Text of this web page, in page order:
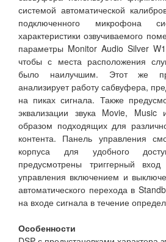
системой автоматической
подключенного микрофона
характеристики озвучиваемого
параметры Monitor Audio Silver
чтобы с места расположения
было наилучшим. Этот же
анализирует работу сабвуфера,
на пиках сигнала. Также
эквализации звука Movie,
образом подходящих для
контента. Панель управления
корпуса для удобного
предусмотрены триггерный
управления включением и
автоматического перехода в
на входе сигнала в течение
Особенности